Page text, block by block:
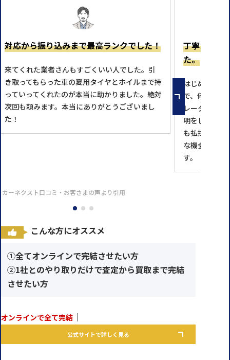
対応から振り込みまで最高ランクでした！
来てくれた業者さんもすごくいい人でした。引
き取ってもらった車の夏用タイヤとホイルまで持
っていってくれたのが本当に助かりました。絶対
次回も頼みます。本当にありがとうございまし
た！
丁寧に理解
た。
はじめての
で、何回も問
レータの方
明をして下さ
も払拭し、本
な機会があれ
す。
ーネクスト口コミ・お客さまの声より引用
こんな方にオススメ
①全てオンラインで完結させたい方
②1社とのやり取りだけで査定から買取まで完結
させたい方
オンラインで全て完結
公式サイトで詳しく見る